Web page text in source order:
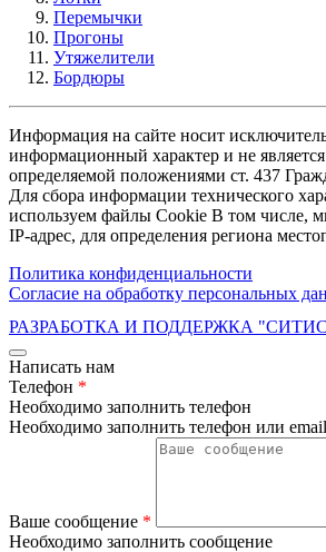
Перемычки
Прогоны
Утяжелители
Бордюры
Информация на сайте носит
информационный характер и не
определяемой положениями ст. 437
Для сбора информации технического
используем файлы Cookie В том числе,
IP-адрес, для определения региона
Политика конфиденциальности
Согласие на обработку персональных
РАЗРАБОТКА И ПОДДЕРЖКА
Написать нам
Телефон *
Необходимо заполнить телефон
Необходимо заполнить телефон или email
Ваше сообщение *
Необходимо заполнить сообщение